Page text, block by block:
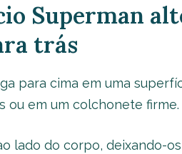
Superman
trás
para cima em uma
ou em um colchonete firme.
lado do corpo, deixando-